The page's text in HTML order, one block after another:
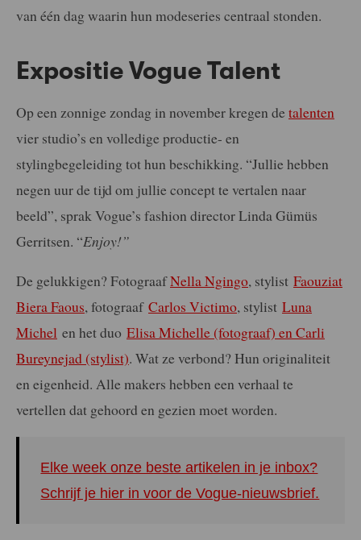
van één dag waarin hun modeseries centraal stonden.
Expositie Vogue Talent
Op een zonnige zondag in november kregen de talenten
vier studio’s en volledige productie- en
stylingbegeleiding tot hun beschikking. “Jullie hebben
negen uur de tijd om jullie concept te vertalen naar
beeld”, sprak Vogue’s fashion director Linda Gümüs
Gerritsen. “Enjoy!”
De gelukkigen? FotograafNella Ngingo, stylist Faouziat
Biera Faous, fotograaf Carlos Victimo, stylist Luna
Michel en het duo Elisa Michelle (fotograaf) en Carli
Bureynejad (stylist). Wat ze verbond? Hun originaliteit
en eigenheid. Alle makers hebben een verhaal te
vertellen dat gehoord en gezien moet worden.
Elke week onze beste artikelen in je inbox?
Schrijf je hier in voor de Vogue-nieuwsbrief.